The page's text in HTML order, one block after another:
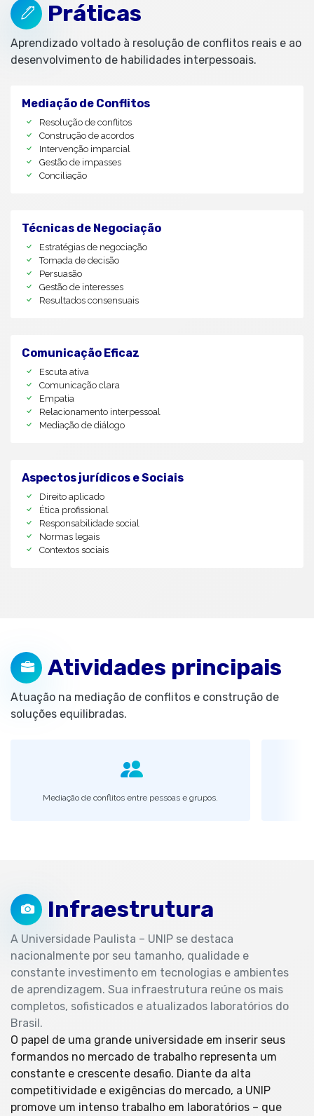
Práticas
Aprendizado voltado à resolução de conflitos reais e ao
desenvolvimento de habilidades interpessoais.
Mediação de Conflitos
Resolução de conflitos
Construção de acordos
Intervenção imparcial
Gestão de impasses
Conciliação
Técnicas de Negociação
Estratégias de negociação
Tomada de decisão
Persuasão
Gestão de interesses
Resultados consensuais
Comunicação Eficaz
Escuta ativa
Comunicação clara
Empatia
Relacionamento interpessoal
Mediação de diálogo
Aspectos jurídicos e Sociais
Direito aplicado
Ética profissional
Responsabilidade social
Normas legais
Contextos sociais
Atividades principais
Atuação na mediação de conflitos e construção de
soluções equilibradas.
Mediação de conflitos entre pessoas e grupos.
Infraestrutura
A Universidade Paulista – UNIP se destaca
nacionalmente por seu tamanho, qualidade e
constante investimento em tecnologias e ambientes
de aprendizagem. Sua infraestrutura reúne os mais
completos, sofisticados e atualizados laboratórios do
Brasil.
O papel de uma grande universidade em inserir seus
formandos no mercado de trabalho representa um
constante e crescente desafio. Diante da alta
competitividade e exigências do mercado, a UNIP
promove um intenso trabalho em laboratórios – que